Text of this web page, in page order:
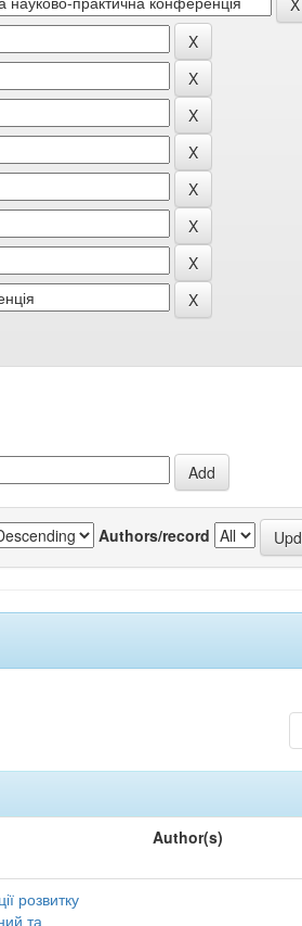
Authors/record
Author(s)
розвитку
та